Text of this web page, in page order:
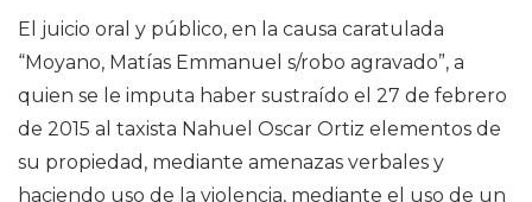
El juicio oral y público, en la causa caratulada
“Moyano, Matías Emmanuel s/robo agravado”, a
quien se le imputa haber sustraído el 27 de febrero
de 2015 al taxista Nahuel Oscar Ortiz elementos de
su propiedad, mediante amenazas verbales y
haciendo uso de la violencia, mediante el uso de un